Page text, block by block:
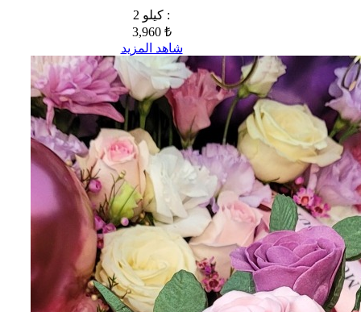
2 كيلو :
3,960 ₺
شاهد المزيد